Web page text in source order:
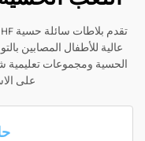
عالية للأطفال المصابين
الحسية ومجموعات تعليمية
على